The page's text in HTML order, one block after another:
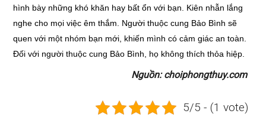
hình bày những khó khăn hay bất ổn với bạn. Kiên nhẫn lắng
nghe cho mọi việc êm thắm. Người thuộc cung Bảo Bình sẽ
quen với một nhóm bạn mới, khiến mình có cảm giác an toàn.
Đối với người thuộc cung Bảo Bình, họ không thích thỏa hiệp.
Nguồn: choiphongthuy.com
5/5 - (1 vote)